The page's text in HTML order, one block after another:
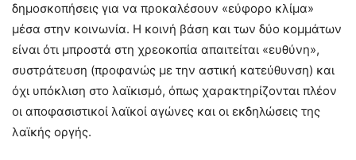
δημοσκοπήσεις για να προκαλέσουν «εύφορο κλίμα»
μέσα στην κοινωνία. Η κοινή βάση και των δύο κομμάτων
είναι ότι μπροστά στη χρεοκοπία απαιτείται «ευθύνη»,
συστράτευση (προφανώς με την αστική κατεύθυνση) και
όχι υπόκλιση στο λαϊκισμό, όπως χαρακτηρίζονται πλέον
οι αποφασιστικοί λαϊκοί αγώνες και οι εκδηλώσεις της
λαϊκής οργής.